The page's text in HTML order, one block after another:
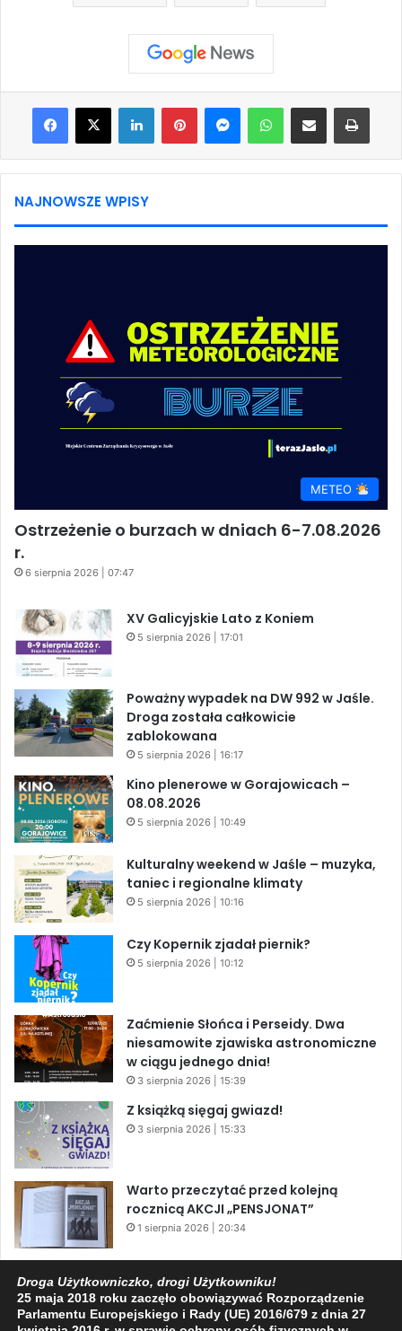
Facebook
X LinkedInPinterestMessengerWhatsAppShare via Email Print
NAJNOWSZE WPISY
METEO
Ostrzeżenie o burzach w dniach 6-7.08.2026
r.
6 sierpnia 2026 | 07:47
XV Galicyjskie Lato z Koniem
5 sierpnia 2026 | 17:01
Poważny wypadek na DW 992 w Jaśle.
Droga została całkowicie
zablokowana
5 sierpnia 2026 | 16:17
Kino plenerowe w Gorajowicach –
08.08.2026
5 sierpnia 2026 | 10:49
Kulturalny weekend w Jaśle – muzyka,
taniec i regionalne klimaty
5 sierpnia 2026 | 10:16
Czy Kopernik zjadał piernik?
5 sierpnia 2026 | 10:12
Zaćmienie Słońca i Perseidy. Dwa
niesamowite zjawiska astronomiczne
w ciągu jednego dnia!
3 sierpnia 2026 | 15:39
Z książką sięgaj gwiazd!
3 sierpnia 2026 | 15:33
Warto przeczytać przed kolejną
rocznicą AKCJI „PENSJONAT”
1 sierpnia 2026 | 20:34
31 lipca 2026 | 11:44
Droga Użytkowniczko, drogi Użytkowniku!
25 maja 2018 roku zaczęło obowiązywać Rozporządzenie
Parlamentu Europejskiego i Rady (UE) 2016/679 z dnia 27